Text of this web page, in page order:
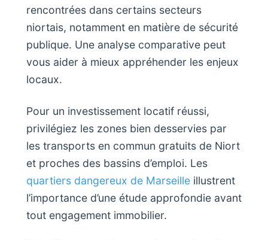
rencontrées dans certains secteurs
niortais, notamment en matière de sécurité
publique. Une analyse comparative peut
vous aider à mieux appréhender les enjeux
locaux.
Pour un investissement locatif réussi,
privilégiez les zones bien desservies par
les transports en commun gratuits de Niort
et proches des bassins d’emploi. Les
quartiers dangereux de Marseille illustrent
l’importance d’une étude approfondie avant
tout engagement immobilier.